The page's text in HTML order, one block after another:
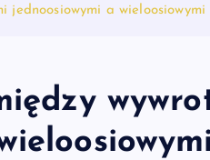
jednoosiowymi a wieloosiowymi